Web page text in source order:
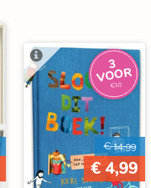
3
V
O
O
R
€10
€ 14,99
€ 4,99